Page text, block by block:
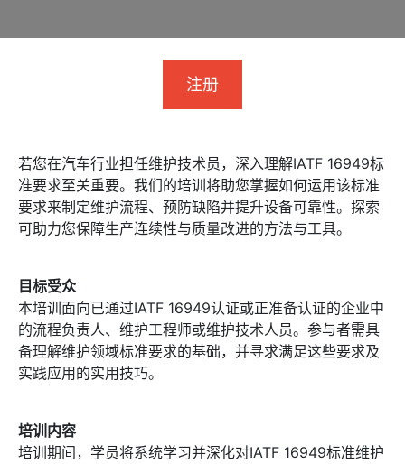
注册
若您在汽车行业担任维护技术员，深入理解IATF 16949标
准要求至关重要。我们的培训将助您掌握如何运用该标准
要求来制定维护流程、预防缺陷并提升设备可靠性。探索
可助力您保障生产连续性与质量改进的方法与工具。
目标受众
本培训面向已通过IATF 16949认证或正准备认证的企业中
的流程负责人、维护工程师或维护技术人员。参与者需具
备理解维护领域标准要求的基础，并寻求满足这些要求及
实践应用的实用技巧。
培训内容
培训期间，学员将系统学习并深化对IATF 16949标准维护